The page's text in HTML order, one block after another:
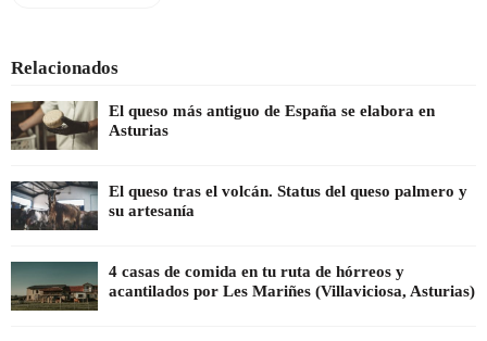
Relacionados
El queso más antiguo de España se elabora en
Asturias
El queso tras el volcán. Status del queso palmero y
su artesanía
4 casas de comida en tu ruta de hórreos y
acantilados por Les Mariñes (Villaviciosa, Asturias)